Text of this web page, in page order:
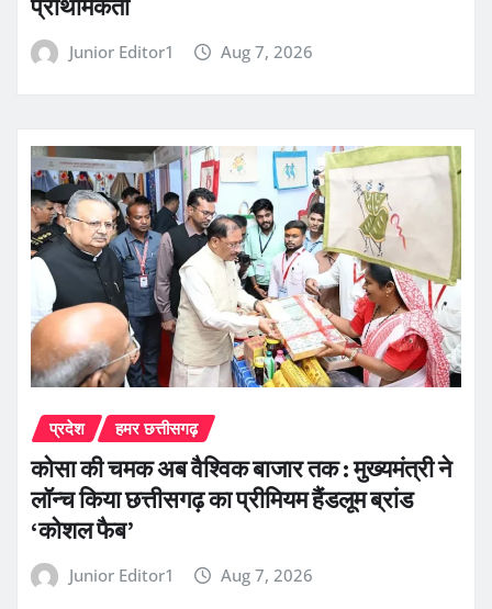
प्राथमिकता
Junior Editor1 Aug 7, 2026
प्रदेश हमर छत्तीसगढ़
कोसा की चमक अब वैश्विक बाजार तक : मुख्यमंत्री ने
लॉन्च किया छत्तीसगढ़ का प्रीमियम हैंडलूम ब्रांड
‘कोशल फैब’
Junior Editor1 Aug 7, 2026